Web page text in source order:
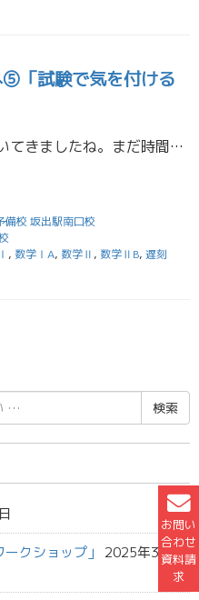
お問い
合わせ
資料請
求
「試験で気を付ける
そろそろ本番が近づいてきましたね。まだ時間は残されていますから、充実した時間を過ごしましょう。まあ、言われなくても過ごしていると思いますけど・・・さて、心配性の山本はどうしてもお伝えしたいことが「たくさん」あります。今回 […]
備校 坂出駅南口校
, 数学ⅠA, 数学Ⅱ , 数学ⅡB, 遅刻
クショップ」
2025年3月6